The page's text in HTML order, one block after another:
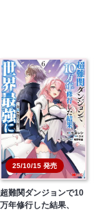
25/10/15 発売
超難関ダンジョンで10
万年修行した結果、